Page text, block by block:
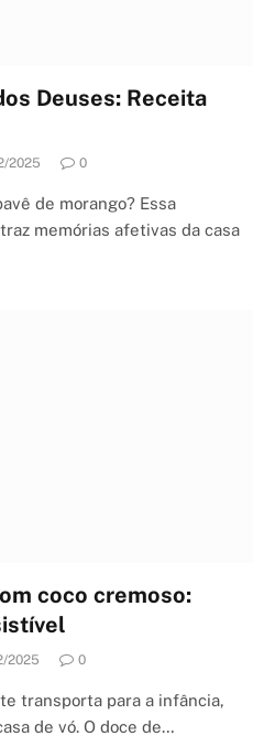
Deuses: Receita
2025 0
de morango? Essa
memórias afetivas da casa
coco cremoso:
2025 0
transporta para a infância,
de vó. O doce de…